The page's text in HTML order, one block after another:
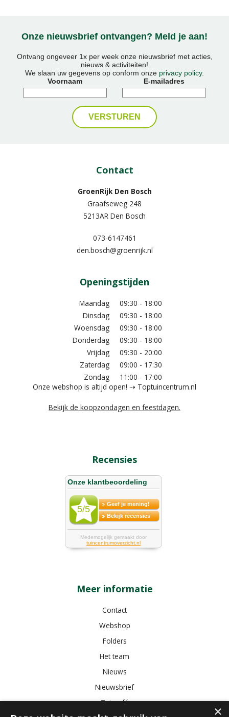
Onze nieuwsbrief ontvangen? Meld je aan!
Ontvang ongeveer 1x per week onze nieuwsbrief met acties,
nieuws & activiteiten!
We slaan uw gegevens op conform onze privacy policy.
Voornaam
E-mailadres
Contact
GroenRijk Den Bosch
Graafseweg 248
5213AR Den Bosch
073-6147461
den.bosch@groenrijk.nl
Openingstijden
Maandag
09:30 - 18:00
Dinsdag
09:30 - 18:00
Woensdag
09:30 - 18:00
Donderdag
09:30 - 18:00
Vrijdag
09:30 - 20:00
Zaterdag
09:00 - 17:30
Zondag
11:00 - 17:00
Onze webshop is altijd open! ⇢ Toptuincentrum.nl
Bekijk de koopzondagen en feestdagen.
Recensies
Meer informatie
Contact
Webshop
Folders
Het team
Nieuws
Nieuwsbrief
Tuincafé
×